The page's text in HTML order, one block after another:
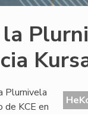
Plurnivela
de KCE en